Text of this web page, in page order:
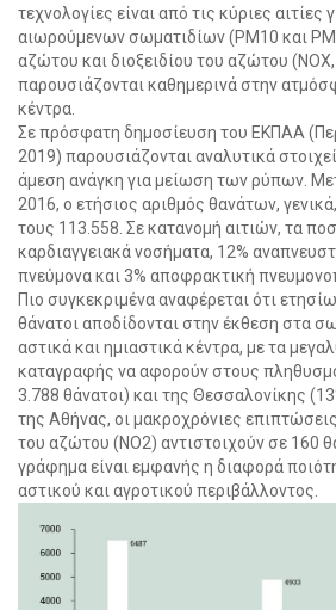
τεχνολογίες είναι από τις κύριες αιτίες
αιωρούμενων σωματιδίων (PM10 και
αζώτου και διοξειδίου του αζώτου
παρουσιάζονται καθημερινά στην
κέντρα.
Σε πρόσφατη δημοσίευση του ΕΚΠΑΑ
2019) παρουσιάζονται αναλυτικά
άμεση ανάγκη για μείωση των ρύπων.
2016, ο ετήσιος αριθμός θανάτων,
τους 113.558. Σε κατανομή αιτιών, τα
καρδιαγγειακά νοσήματα, 12%
πνεύμονα και 3% αποφρακτική
Πιο συγκεκριμένα αναφέρεται ότι
θάνατοι αποδίδονται στην έκθεση στα
αστικά και ημιαστικά κέντρα, με τα
καταγραφής να αφορούν στους
3.788 θάνατοι) και της Θεσσαλονίκης
της Αθήνας, οι μακροχρόνιες
του αζώτου (ΝΟ2) αντιστοιχούν σε 160
γράφημα είναι εμφανής η διαφορά
αστικού και αγροτικού περιβάλλοντος.